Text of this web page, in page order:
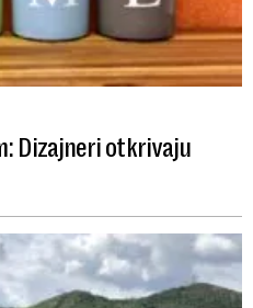
Dizajneri otkrivaju